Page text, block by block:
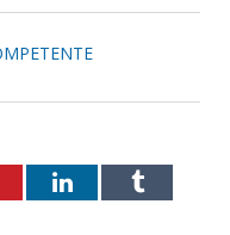
LinkedInTumblr